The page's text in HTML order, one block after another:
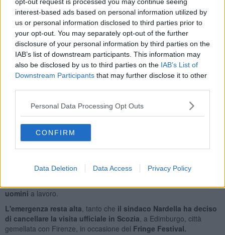
interest-based ads based on personal information utilized by
us or personal information disclosed to third parties prior to
your opt-out. You may separately opt-out of the further
disclosure of your personal information by third parties on the
IAB’s list of downstream participants. This information may
also be disclosed by us to third parties on the IAB’s List of
Downstream Participants that may further disclose it to other
Personal Data Processing Opt Outs
CONFIRM
Data Deletion Data Access Privacy Policy
sbarrati il parco dell'Anconella e dell'Albereta, nonché il vasto
giardino pubblico di Piazza Elia Dalla Costa.
Intantoè stato riaperto il primo tratto di Lungarno Colombo, da
via de Sanctis a Via Minghetti.Una delle zone più colpite dalla
tromba d'aria dove sono caduti il 90% degli alberi.
hanno ribattezzatigli angeli del fango 2.0,
c'è Samyr
che viene dallaNigeria: "Siamo qui per dare una mano - ha
spiegato Samyr - perché abbiamo visto i danni provocati dalla
tempesta. Firenze ci ha aiutati e noi adesso vogliamo ricambiare
con il nostro aiuto".
dell'emergenza continua a pieno ritmo
lavorano senza sosta per evadere le centinaia di richieste di
uomini a lavoro.
L'emergenza resta alta , tanto che il sindaco Nardella ha deciso
di cancellare la visita ufficiale in Scozia , a Edimburgo, città
gemellata con Firenze, in occasione del Fringe Festival.